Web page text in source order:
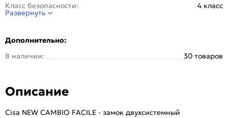
Класс безопасности:
4 класс
Отверстия под стяжки:
Вылет ригеля:
Размер ригеля:
18 мм
Тип механизма
секретности:
Тип защелки:
Реверсивная
Развернуть
Дополнительно:
В наличии:
30 товаров
Описание
Cisa NEW CAMBIO FACILE - замок двухсистемный